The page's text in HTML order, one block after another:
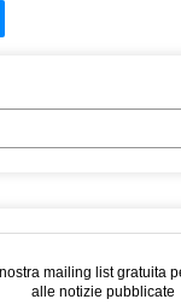
mailing list gratuita
alle notizie pubblicate